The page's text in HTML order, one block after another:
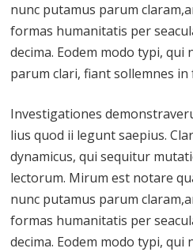
nunc putamus parum
formas humanitatis per
decima. Eodem modo typi,
parum clari, fiant sollemnes
Investigationes
lius quod ii legunt saepius.
dynamicus, qui sequitur
lectorum. Mirum est notare
nunc putamus parum
formas humanitatis per
decima. Eodem modo typi,